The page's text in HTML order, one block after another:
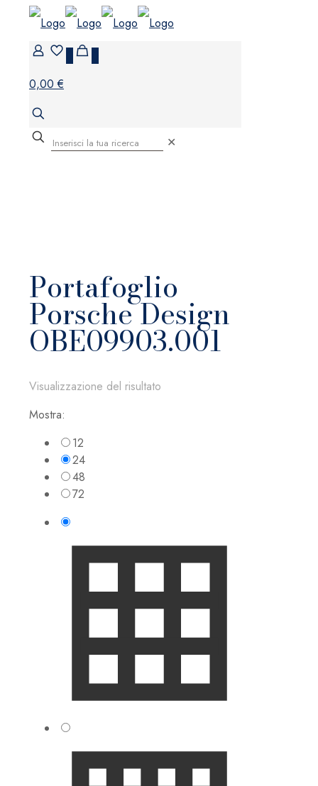
0,00 €
✕
Portafoglio
Porsche Design
OBE09903.001
Visualizzazione del risultato
Mostra:
12
24
48
72